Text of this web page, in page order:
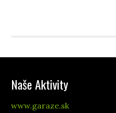
Naše Aktivity
www.garaze.sk